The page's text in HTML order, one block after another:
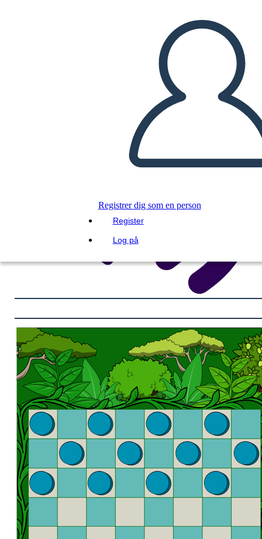
Registrer dig som en person
Register
Log på
AFSPIL DIASSHOW
LÆS FOR MIG